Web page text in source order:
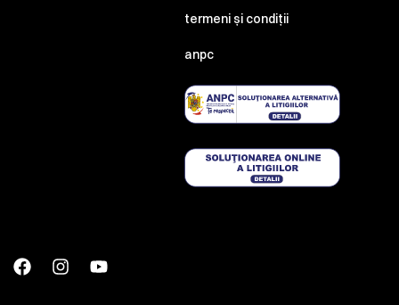
termeni și condiții
anpc